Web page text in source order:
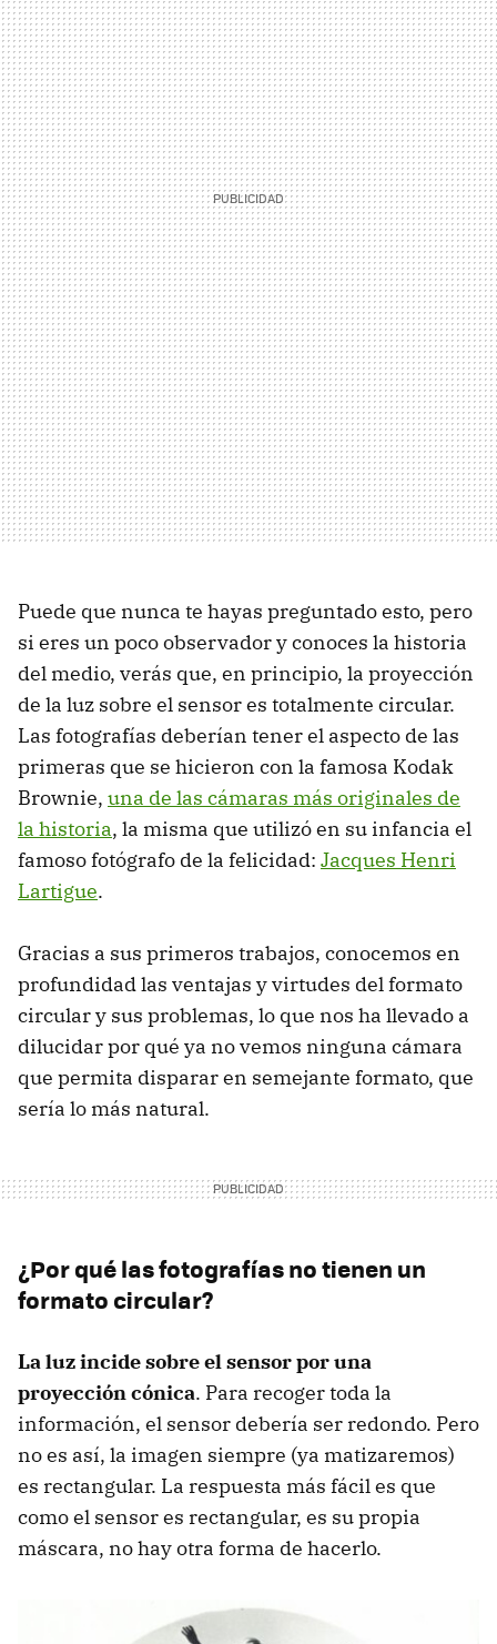
Puede que nunca te hayas preguntado esto, pero
si eres un poco observador y conoces la historia
del medio, verás que, en principio, la proyección
de la luz sobre el sensor es totalmente circular.
Las fotografías deberían tener el aspecto de las
primeras que se hicieron con la famosa Kodak
Brownie, una de las cámaras más originales de
la historia, la misma que utilizó en su infancia el
famoso fotógrafo de la felicidad: Jacques Henri
Lartigue.
Gracias a sus primeros trabajos, conocemos en
profundidad las ventajas y virtudes del formato
circular y sus problemas, lo que nos ha llevado a
dilucidar por qué ya no vemos ninguna cámara
que permita disparar en semejante formato, que
sería lo más natural.
¿Por qué las fotografías no tienen un
formato circular?
La luz incide sobre el sensor por una
proyección cónica. Para recoger toda la
información, el sensor debería ser redondo. Pero
no es así, la imagen siempre (ya matizaremos)
es rectangular. La respuesta más fácil es que
como el sensor es rectangular, es su propia
máscara, no hay otra forma de hacerlo.